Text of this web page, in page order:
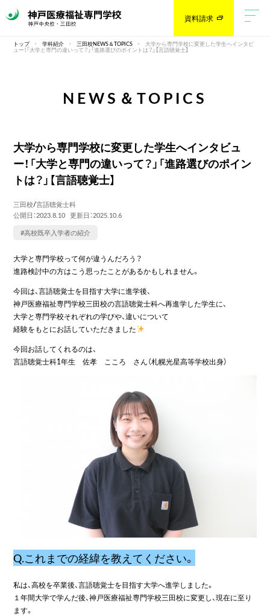
資料請求
トップ 学科紹介 三田校NEWS＆TOPICS 大学から専門学校に変更した学生へインタビ
ュー！「大学と専門の違いって？」「進路選びのポイントは？」【言語聴覚士】
NEWS＆TOPICS
大学から専門学校に変更した学生へインタビュ
ー！「大学と専門の違いって？」「進路選びのポイン
トは？」【言語聴覚士】
三田校/言語聴覚士科
公開日：2023.8.10 更新日：2025.10.6
#高校既卒入学者の紹介
大学と専門学校って何が違うんだろう？
進路検討中の方はこう思ったことがあるかもしれません。
今回は、言語聴覚士を目指す大学に進学後、
神戸医療福祉専門学校三田校の言語聴覚士科へ再進学した学生に、
大学と専門学校それぞれの学びや、違いについて
経験をもとにお話していただきました
今回お話してくれるのは、
言語聴覚士科1年生 佐孝 こころ さん（札幌光星高等学校出身）
Q.これまでの経緯を教えてください。
私は、高校を卒業後、言語聴覚士を目指す大学へ進学しました。
１年間大学で学んだ後、神戸医療福祉専門学校三田校に変更し、現在に至り
ます。